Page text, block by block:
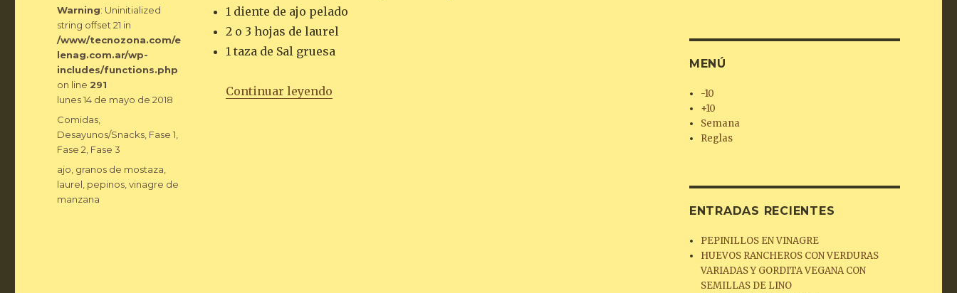
1 diente de ajo pelado
2 o 3 hojas de laurel
1 taza de Sal gruesa
Continuar leyendo«PEPINILLOS EN VINAGRE»
Warning: Uninitialized
string offset 21 in
/www/tecnozona.com/e
lenag.com.ar/wp-
includes/functions.php
on line 291
Publicado
lunes 14 de mayo de 2018
Categorías
Comidas
Desayunos/Snacks Fase 1
Fase 2 Fase 3
Etiquetas
ajo granos de mostaza
laurel pepinos ,vinagre de
manzana
MENÚ
-10
+10
Semana
Reglas
ENTRADAS RECIENTES
PEPINILLOS EN VINAGRE
HUEVOS RANCHEROS CON VERDURAS
VARIADAS Y GORDITA VEGANA CON
SEMILLAS DE LINO